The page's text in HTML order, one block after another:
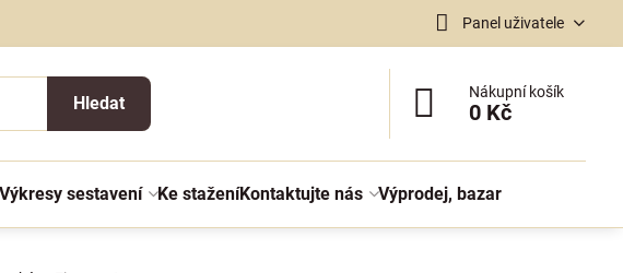
Panel uživatele
Hledat
Nákupní košík
0 Kč
sestavení Ke staženíKontaktujte nás Výprodej, bazar